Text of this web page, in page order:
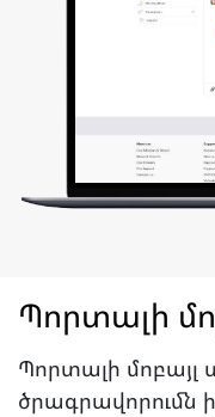
Պորտալի
Պորտալի
ծրագրավորումն